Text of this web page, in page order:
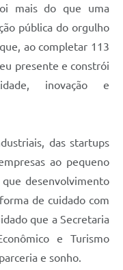
mais do que uma
pública do orgulho
ao completar 113
presente e constrói
inovação e
das startups
ao pequeno
desenvolvimento
de cuidado com
que a Secretaria
e Turismo
e sonho.